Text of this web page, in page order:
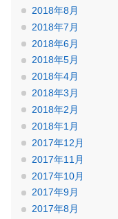
2018年8月
2018年7月
2018年6月
2018年5月
2018年4月
2018年3月
2018年2月
2018年1月
2017年12月
2017年11月
2017年10月
2017年9月
2017年8月